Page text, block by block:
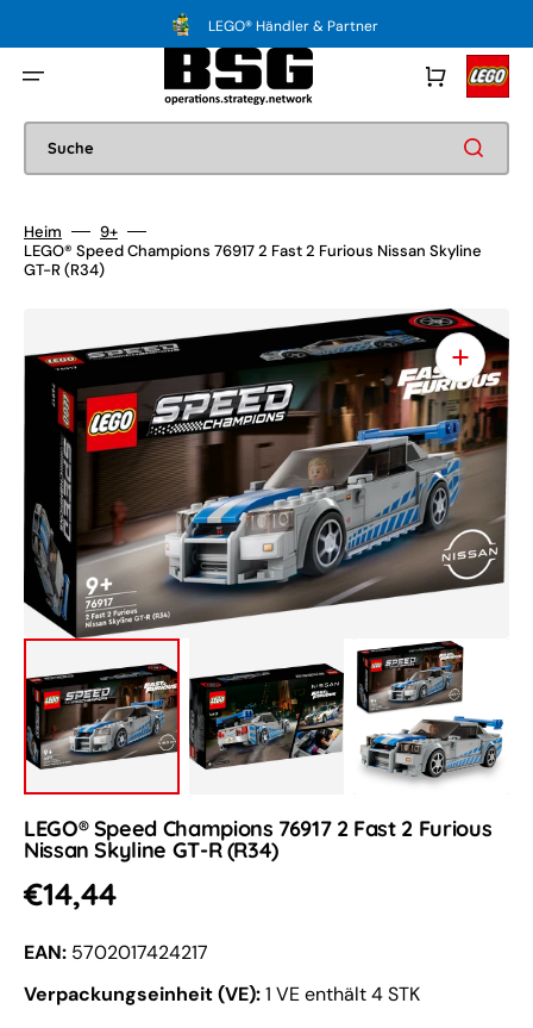
LEGO® Händler & Partner
Suche
Warenkorb
Heim
9+
LEGO® Speed Champions 76917 2 Fast 2 Furious Nissan Skyline
GT-R (R34)
Medien
1
in
Galerieansicht
öffnen
LEGO® Speed Champions 76917 2 Fast 2 Furious
Nissan Skyline GT-R (R34)
Normaler
Preis
€14,44
EAN: 5702017424217
Verpackungseinheit (VE):1 VE enthält 4 STK